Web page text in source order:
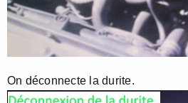
On déconnecte la durite.